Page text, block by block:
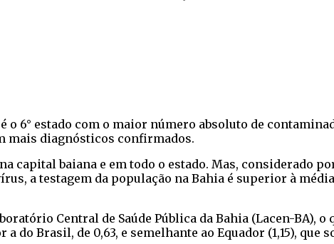
o 6° estado com o maior número absoluto de
mais diagnósticos confirmados.
capital baiana e em todo o estado. Mas, considerado
a testagem da população na Bahia é superior à
Central de Saúde Pública da Bahia (Lacen-BA),
do Brasil, de 0,63, e semelhante ao Equador (1,15), que